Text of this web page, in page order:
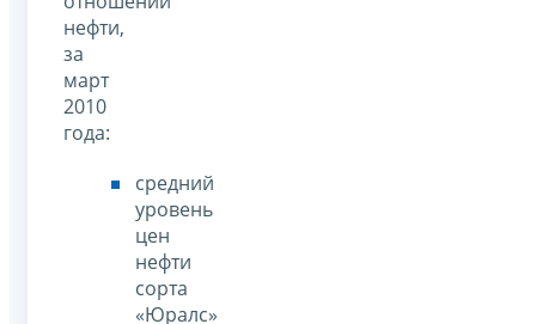
нефти,
за
март
2010
года:
средний
уровень
цен
нефти
сорта
«Юралс»